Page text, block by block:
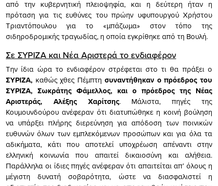
από την κυβερνητική πλειοψηφία, και η δεύτερη ήταν η
πρόταση για τις ευθύνες του πρώην υφυπουργού Χρήστου
Τριαντόπουλου για το «μπάζωμα» στον τόπο της
σιδηροδρομικής τραγωδίας, η οποία εγκρίθηκε από τη Βουλή.
Σε ΣΥΡΙΖΑ και Νέα Αριστερά το ενδιαφέρον
Την ίδια ώρα το ενδιαφέρον στρέφεται στο τι θα πράξει ο
ΣΥΡΙΖΑ, καθώς χθες Πέμπτη συναντήθηκαν ο πρόεδρος του
ΣΥΡΙΖΑ, Σωκράτης Φάμελλος, και ο πρόεδρος της Νέας
Αριστεράς, Αλέξης Χαρίτσης. Μάλιστα, πηγές της
Κουμουνδούρου ανέφεραν ότι διατυπώθηκε η κοινή βούληση
να υπάρξει πλήρης διερεύνηση για απόδοση των ποινικών
ευθυνών όλων των εμπλεκόμενων προσώπων και για όλα τα
αδικήματα, κάτι που αποτελεί υποχρέωση απέναντι στην
ελληνική κοινωνία που απαιτεί δικαιοσύνη και αλήθεια.
Παράλληλα οι ίδιες πηγές ανέφεραν ότι απαιτείται απ’ όλους η
μέγιστη δυνατή σοβαρότητα, ώστε να διασφαλιστεί η